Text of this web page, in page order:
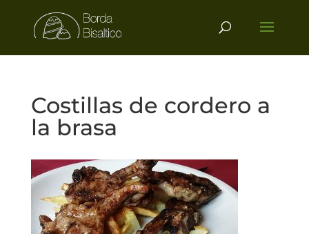
Costillas de cordero a
la brasa